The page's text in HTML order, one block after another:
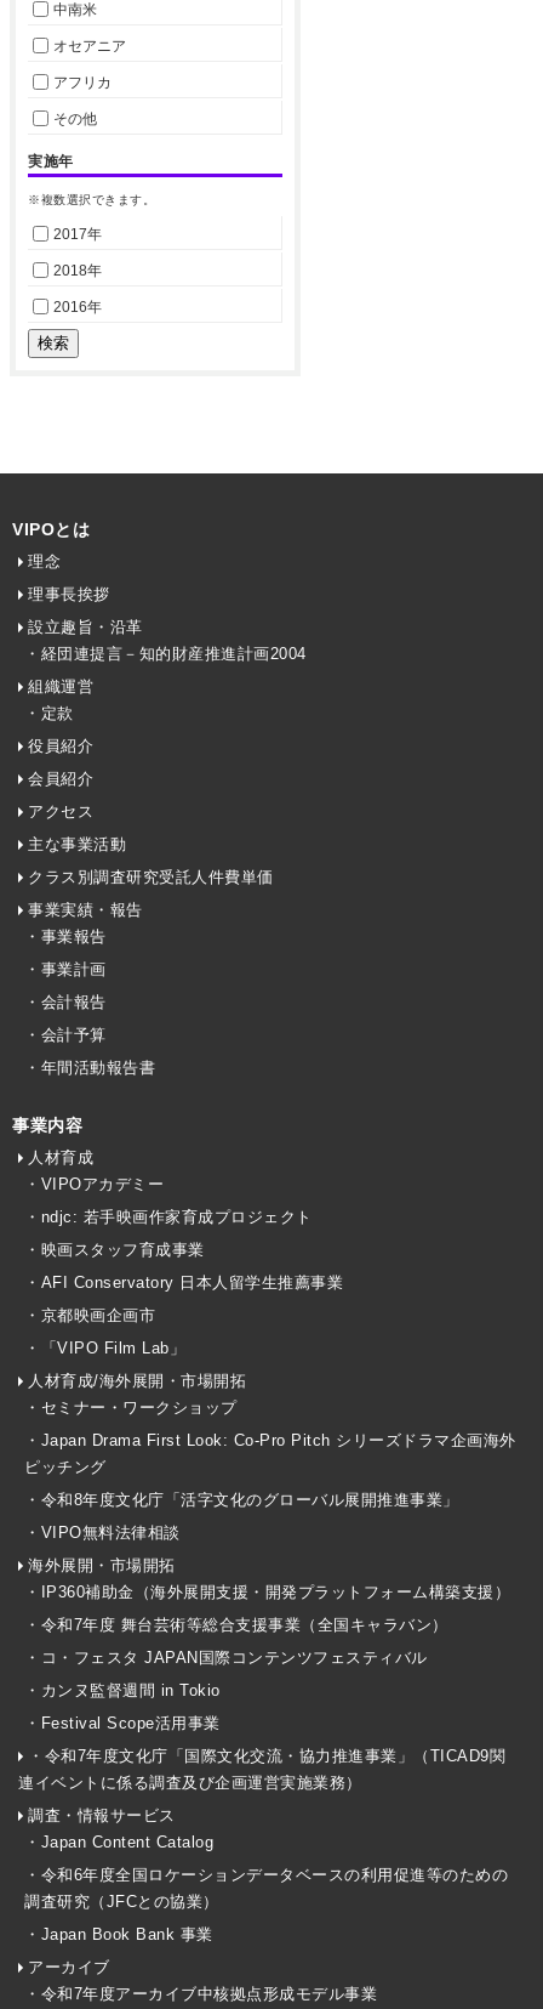
中南米
オセアニア
アフリカ
その他
実施年
※複数選択できます。
2017年
2018年
2016年
VIPOとは
理念
理事長挨拶
設立趣旨・沿革
・経団連提言－知的財産推進計画2004
組織運営
・定款
役員紹介
会員紹介
アクセス
主な事業活動
クラス別調査研究受託人件費単価
事業実績・報告
・事業報告
・事業計画
・会計報告
・会計予算
・年間活動報告書
事業内容
人材育成
・VIPOアカデミー
・ndjc: 若手映画作家育成プロジェクト
・映画スタッフ育成事業
・AFI Conservatory 日本人留学生推薦事業
・京都映画企画市
・「VIPO Film Lab」
人材育成/海外展開・市場開拓
・セミナー・ワークショップ
・Japan Drama First Look: Co-Pro Pitch シリーズドラマ企画海外
ピッチング
・令和8年度文化庁「活字文化のグローバル展開推進事業」
・VIPO無料法律相談
海外展開・市場開拓
・IP360補助金（海外展開支援・開発プラットフォーム構築支援）
・令和7年度 舞台芸術等総合支援事業（全国キャラバン）
・コ・フェスタ JAPAN国際コンテンツフェスティバル
・カンヌ監督週間 in Tokio
・Festival Scope活用事業
・令和7年度文化庁「国際文化交流・協力推進事業」（TICAD9関
連イベントに係る調査及び企画運営実施業務）
調査・情報サービス
・Japan Content Catalog
・令和6年度全国ロケーションデータベースの利用促進等のための
調査研究（JFCとの協業）
・Japan Book Bank 事業
アーカイブ
・令和7年度アーカイブ中核拠点形成モデル事業